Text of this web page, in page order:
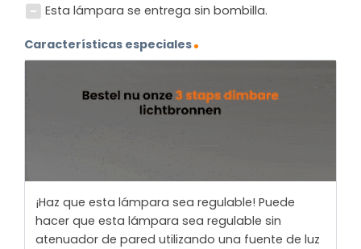
Esta lámpara se entrega sin bombilla.
Características especiales
¡Haz que esta lámpara sea regulable! Puede
hacer que esta lámpara sea regulable sin
atenuador de pared utilizando una fuente de luz